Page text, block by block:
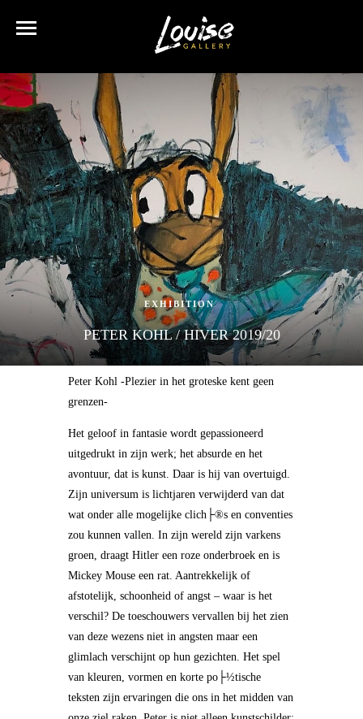
EXHIBITION
PETER KOHL / HIVER 2019/20
Peter Kohl -Plezier in het groteske kent geen
grenzen-
Het geloof in fantasie wordt gepassioneerd
uitgedrukt in zijn werk; het absurde en het
avontuur, dat is kunst. Daar is hij van overtuigd.
Zijn universum is lichtjaren verwijderd van dat
wat onder alle mogelijke clich├®s en conventies
zou kunnen vallen. In zijn wereld zijn varkens
groen, draagt Hitler een roze onderbroek en is
Mickey Mouse een rat. Aantrekkelijk of
afstotelijk, schoonheid of angst – waar is het
verschil? De toeschouwers vervallen bij het zien
van deze wezens niet in angsten maar een
glimlach verschijnt op hun gezichten. Het spel
van kleuren, vormen en korte po├½tische
teksten zijn ervaringen die ons in het midden van